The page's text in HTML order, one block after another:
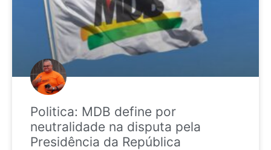
Politica: MDB define por
neutralidade na disputa pela
Presidência da República